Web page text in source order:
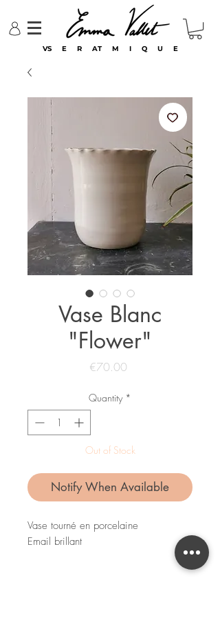
VS E R AT M I Q U E
Vase Blanc
"Flower"
€70.00
Quantity *
Out of Stock
Notify When Available
Vase tourné en porcelaine
Email brillant
Dimensions (à 5mm près) : 160x160